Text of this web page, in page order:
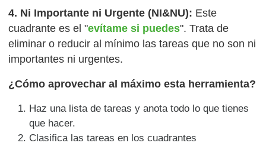
4. Ni Importante ni Urgente (NI&NU): Este
cuadrante es el "evítame si puedes". Trata de
eliminar o reducir al mínimo las tareas que no son ni
importantes ni urgentes.
¿Cómo aprovechar al máximo esta herramienta?
Haz una lista de tareas y anota todo lo que tienes
que hacer.
Clasifica las tareas en los cuadrantes